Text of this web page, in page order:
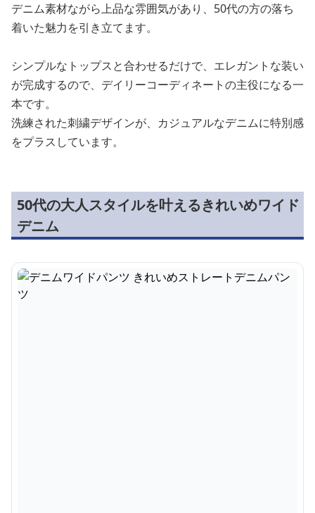
デニム素材ながら上品な雰囲気があり、50代の方の落ち
着いた魅力を引き立てます。
シンプルなトップスと合わせるだけで、エレガントな装い
が完成するので、デイリーコーディネートの主役になる一
本です。
洗練された刺繍デザインが、カジュアルなデニムに特別感
をプラスしています。
50代の大人スタイルを叶えるきれいめワイド
デニム